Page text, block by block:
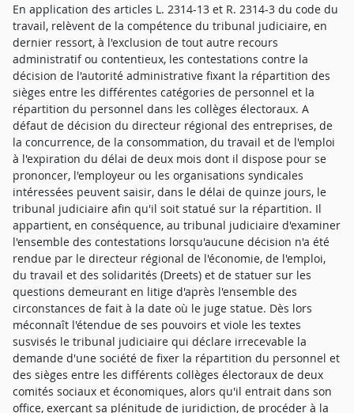
En application des articles L. 2314-13 et R. 2314-3 du code du
travail, relèvent de la compétence du tribunal judiciaire, en
dernier ressort, à l'exclusion de tout autre recours
administratif ou contentieux, les contestations contre la
décision de l'autorité administrative fixant la répartition des
sièges entre les différentes catégories de personnel et la
répartition du personnel dans les collèges électoraux. A
défaut de décision du directeur régional des entreprises, de
la concurrence, de la consommation, du travail et de l'emploi
à l'expiration du délai de deux mois dont il dispose pour se
prononcer, l'employeur ou les organisations syndicales
intéressées peuvent saisir, dans le délai de quinze jours, le
tribunal judiciaire afin qu'il soit statué sur la répartition. Il
appartient, en conséquence, au tribunal judiciaire d'examiner
l'ensemble des contestations lorsqu'aucune décision n'a été
rendue par le directeur régional de l'économie, de l'emploi,
du travail et des solidarités (Dreets) et de statuer sur les
questions demeurant en litige d'après l'ensemble des
circonstances de fait à la date où le juge statue. Dès lors
méconnaît l'étendue de ses pouvoirs et viole les textes
susvisés le tribunal judiciaire qui déclare irrecevable la
demande d'une société de fixer la répartition du personnel et
des sièges entre les différents collèges électoraux de deux
comités sociaux et économiques, alors qu'il entrait dans son
office, exerçant sa plénitude de juridiction, de procéder à la